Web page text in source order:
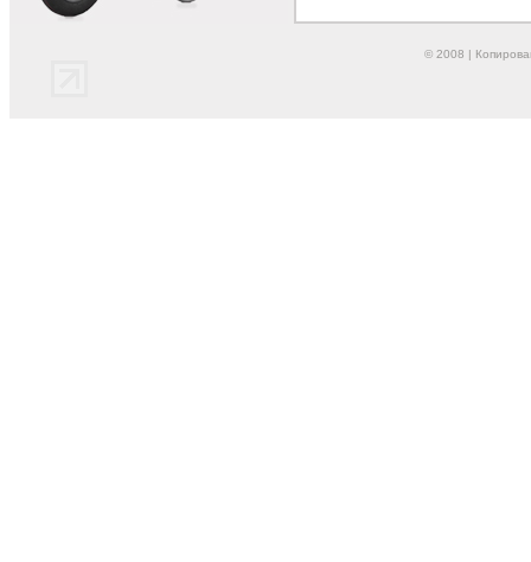
© 2008 |